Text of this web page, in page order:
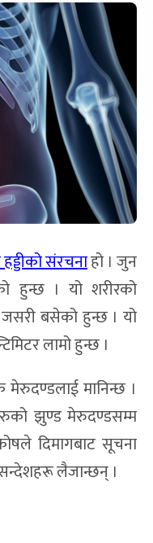
संरचनाहो । जुन
हुन्छ । यो शरीरको
जसरी बसेको हुन्छ । यो
लामो हुन्छ ।
मानिन्छ ।
झुण्ड मेरुदण्डसम्म
दिमागबाट सूचना
लैजान्छन् ।